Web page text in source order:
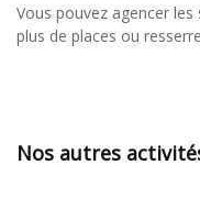
Vous pouvez agencer
plus de places ou
Nos autres